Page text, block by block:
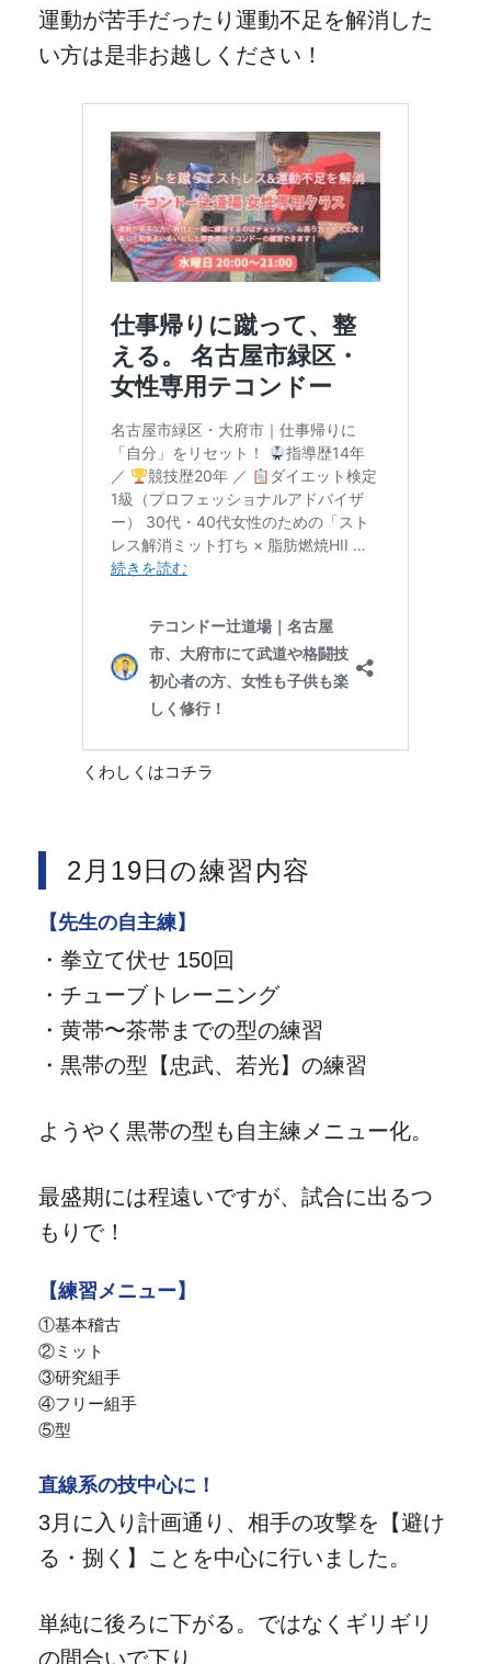
運動が苦手だったり運動不足を解消した
い方は是非お越しください！
くわしくはコチラ
2月19日の練習内容
【先生の自主練】
・拳立て伏せ 150回
・チューブトレーニング
・黄帯〜茶帯までの型の練習
・黒帯の型【忠武、若光】の練習
ようやく黒帯の型も自主練メニュー化。
最盛期には程遠いですが、試合に出るつ
もりで！
【練習メニュー】
①基本稽古
②ミット
③研究組手
④フリー組手
⑤型
直線系の技中心に！
3月に入り計画通り、相手の攻撃を【避け
る・捌く】ことを中心に行いました。
単純に後ろに下がる。ではなくギリギリ
の間合いで下り、